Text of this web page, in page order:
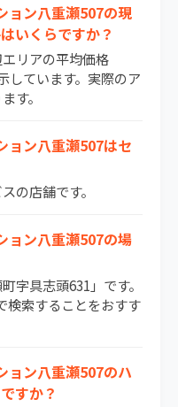
ョン八重瀬507の現
いくらですか？
リアの平均価格
しています。実際のア
す。
ョン八重瀬507はセ
の店舗です。
ョン八重瀬507の場
字具志頭631」です。
検索することをおすす
ョン八重瀬507のハ
すか？